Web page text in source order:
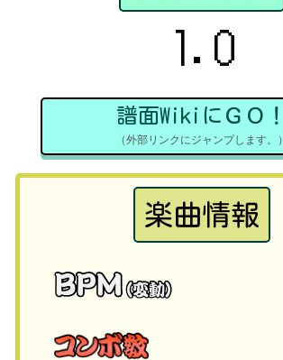
1.0
譜面WikiにＧＯ！
（外部リンクにジャンプします。）
楽曲情報